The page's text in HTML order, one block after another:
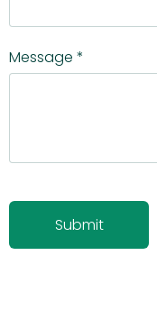
Message*